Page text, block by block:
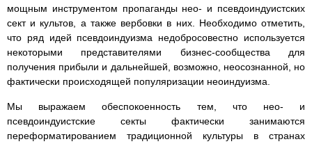
мощным инструментом пропаганды нео- и псевдоиндуистских
сект и культов, а также вербовки в них. Необходимо отметить,
что ряд идей псевдоиндуизма недобросовестно используется
некоторыми представителями бизнес-сообщества для
получения прибыли и дальнейшей, возможно, неосознанной, но
фактически происходящей популяризации неоиндуизма.
Мы выражаем обеспокоенность тем, что нео- и
псевдоиндуистские секты фактически занимаются
переформатированием традиционной культуры в странах